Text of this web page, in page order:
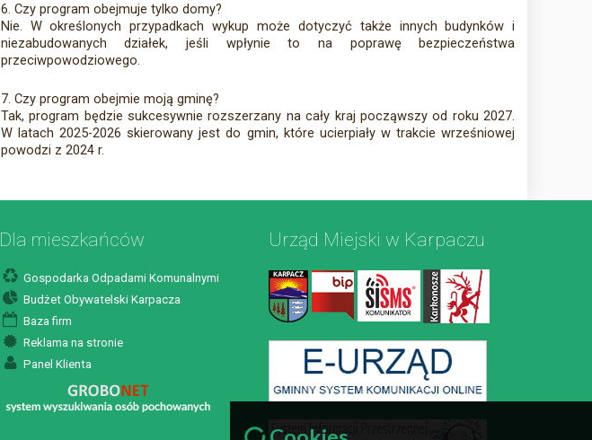
6. Czy program obejmuje tylko domy?
Nie. W określonych przypadkach wykup może dotyczyć także innych budynków i
niezabudowanych działek, jeśli wpłynie to na poprawę bezpieczeństwa
przeciwpowodziowego.
7. Czy program obejmie moją gminę?
Tak, program będzie sukcesywnie rozszerzany na cały kraj począwszy od roku 2027.
W latach 2025-2026 skierowany jest do gmin, które ucierpiały w trakcie wrześniowej
powodzi z 2024 r.
Dla mieszkańców
Gospodarka Odpadami Komunalnymi
Budżet Obywatelski Karpacza
Baza firm
Reklama na stronie
Panel Klienta
Urząd Miejski w Karpaczu